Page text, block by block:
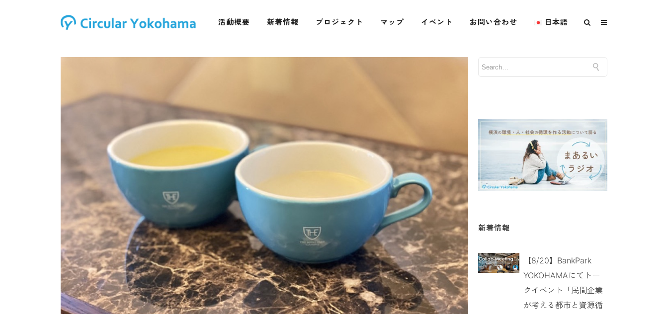
活動概要 新着情報 プロジェクト マップ イベント お問い合わせ 日本語
新着情報
【8/20】BankPark
YOKOHAMAにてトー
クイベント「民間企業
が考える都市と資源循